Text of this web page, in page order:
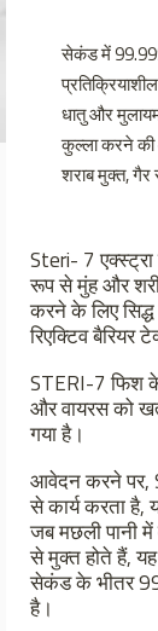
सेकंड में
प्रतिक्रियाशील
धातु और
कुल्ला करने की
शराब मुक्त, गैर
Steri- 7
रूप से मुंह और
करने के लिए
रिएक्टिव बैरियर
STERI-7 फिश
और वायरस को
गया है।
आवेदन करने पर,
से कार्य करता है,
जब मछली पानी में
से मुक्त होते हैं,
सेकंड के भीतर
है।